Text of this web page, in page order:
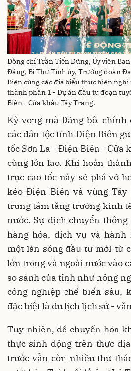
Đồng chí Trần Tiến Dũng, Ủy viên
Đảng, Bí Thư Tỉnh ủy, Trưởng đoàn
Biên cùng các địa biểu thực hiện
thành phần 1 - Dự án đầu tư đoạn
Biên - Cửa khẩu Tây Trang.
Kỳ vọng mà Đảng bộ, chính
các dân tộc tỉnh Điện Biên
tốc Sơn La - Điện Biên - Cửa
cùng lớn lao. Khi hoàn
trục cao tốc này sẽ phá vỡ
kéo Điện Biên và vùng Tây
trung tâm tăng trưởng kinh
nước. Sự dịch chuyển thông
hàng hóa, dịch vụ và hành
một làn sóng đầu tư mới từ
lớn trong và ngoài nước vào
so sánh của tỉnh như nông
công nghiệp chế biến sâu,
đặc biệt là du lịch lịch sử -
Tuy nhiên, để chuyển hóa
thực sinh động trên thực
trước vẫn còn nhiều thử